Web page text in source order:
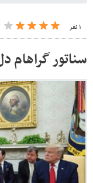
۱ نفر
سناتور گراهام